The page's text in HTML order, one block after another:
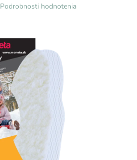
Podrobnosti hodnotenia